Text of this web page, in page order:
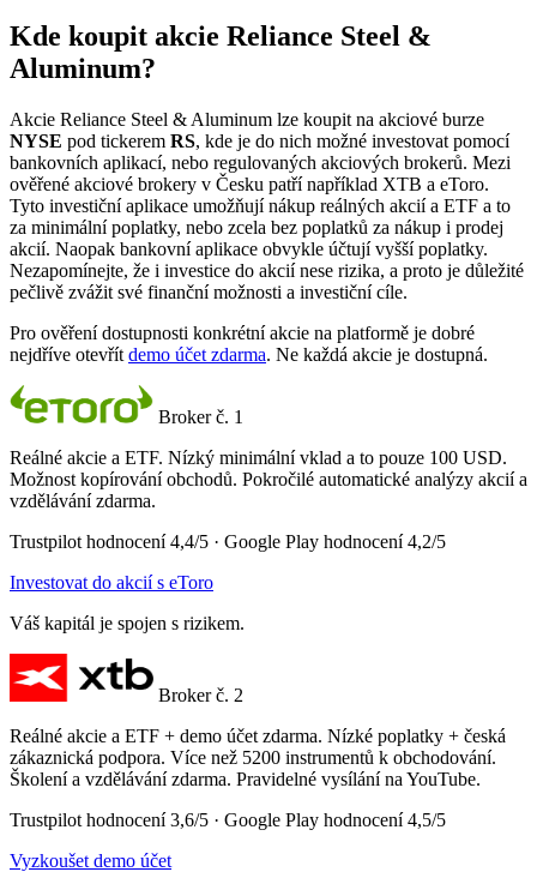
Kde koupit akcie Reliance Steel &
Aluminum?
Akcie Reliance Steel & Aluminum lze koupit na akciové burze
NYSE pod tickerem RS, kde je do nich možné investovat pomocí
bankovních aplikací, nebo regulovaných akciových brokerů. Mezi
ověřené akciové brokery v Česku patří například XTB a eToro.
Tyto investiční aplikace umožňují nákup reálných akcií a ETF a to
za minimální poplatky, nebo zcela bez poplatků za nákup i prodej
akcií. Naopak bankovní aplikace obvykle účtují vyšší poplatky.
Nezapomínejte, že i investice do akcií nese rizika, a proto je důležité
pečlivě zvážit své finanční možnosti a investiční cíle.
Pro ověření dostupnosti konkrétní akcie na platformě je dobré
nejdříve otevřít demo účet zdarma. Ne každá akcie je dostupná.
Broker č. 1
Reálné akcie a ETF. Nízký minimální vklad a to pouze 100 USD.
Možnost kopírování obchodů. Pokročilé automatické analýzy akcií a
vzdělávání zdarma.
Trustpilot hodnocení 4,4/5 · Google Play hodnocení 4,2/5
Investovat do akcií s eToro
Váš kapitál je spojen s rizikem.
Broker č. 2
Reálné akcie a ETF + demo účet zdarma. Nízké poplatky + česká
zákaznická podpora. Více než 5200 instrumentů k obchodování.
Školení a vzdělávání zdarma. Pravidelné vysílání na YouTube.
Trustpilot hodnocení 3,6/5 · Google Play hodnocení 4,5/5
Vyzkoušet demo účet